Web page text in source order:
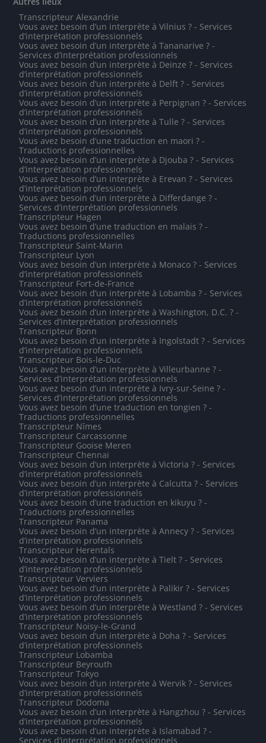
Transcripteur Alexandrie
Vous avez besoin d’un interprète à Vilnius ? - Services
d’interprétation professionnels
Vous avez besoin d’un interprète à Tananarive ? -
Services d’interprétation professionnels
Vous avez besoin d’un interprète à Deinze ? - Services
d’interprétation professionnels
Vous avez besoin d’un interprète à Delft ? - Services
d’interprétation professionnels
Vous avez besoin d’un interprète à Perpignan ? - Services
d’interprétation professionnels
Vous avez besoin d’un interprète à Tulle ? - Services
d’interprétation professionnels
Vous avez besoin d’une traduction en maori ? -
Traductions professionnelles
Vous avez besoin d’un interprète à Djouba ? - Services
d’interprétation professionnels
Vous avez besoin d’un interprète à Erevan ? - Services
d’interprétation professionnels
Vous avez besoin d’un interprète à Differdange ? -
Services d’interprétation professionnels
Transcripteur Hagen
Vous avez besoin d’une traduction en malais ? -
Traductions professionnelles
Transcripteur Saint-Marin
Transcripteur Lyon
Vous avez besoin d’un interprète à Monaco ? - Services
d’interprétation professionnels
Transcripteur Fort-de-France
Vous avez besoin d’un interprète à Lobamba ? - Services
d’interprétation professionnels
Vous avez besoin d’un interprète à Washington, D.C. ? -
Services d’interprétation professionnels
Transcripteur Bonn
Vous avez besoin d’un interprète à Ingolstadt ? - Services
d’interprétation professionnels
Transcripteur Bois-le-Duc
Vous avez besoin d’un interprète à Villeurbanne ? -
Services d’interprétation professionnels
Vous avez besoin d’un interprète à Ivry-sur-Seine ? -
Services d’interprétation professionnels
Vous avez besoin d’une traduction en tongien ? -
Traductions professionnelles
Transcripteur Nîmes
Transcripteur Carcassonne
Transcripteur Gooise Meren
Transcripteur Chennai
Vous avez besoin d’un interprète à Victoria ? - Services
d’interprétation professionnels
Vous avez besoin d’un interprète à Calcutta ? - Services
d’interprétation professionnels
Vous avez besoin d’une traduction en kikuyu ? -
Traductions professionnelles
Transcripteur Panama
Vous avez besoin d’un interprète à Annecy ? - Services
d’interprétation professionnels
Transcripteur Herentals
Vous avez besoin d’un interprète à Tielt ? - Services
d’interprétation professionnels
Transcripteur Verviers
Vous avez besoin d’un interprète à Palikir ? - Services
d’interprétation professionnels
Vous avez besoin d’un interprète à Westland ? - Services
d’interprétation professionnels
Transcripteur Noisy-le-Grand
Vous avez besoin d’un interprète à Doha ? - Services
d’interprétation professionnels
Transcripteur Lobamba
Transcripteur Beyrouth
Transcripteur Tokyo
Vous avez besoin d’un interprète à Wervik ? - Services
d’interprétation professionnels
Transcripteur Dodoma
Vous avez besoin d’un interprète à Hangzhou ? - Services
d’interprétation professionnels
Vous avez besoin d’un interprète à Islamabad ? -
Services d’interprétation professionnels